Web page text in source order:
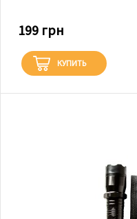
199 грн
КУПИТЬ